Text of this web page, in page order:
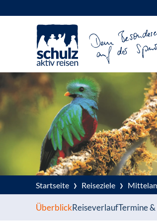
springen
Startseite › Reiseziele ›
ÜberblickReiseverlaufTermine